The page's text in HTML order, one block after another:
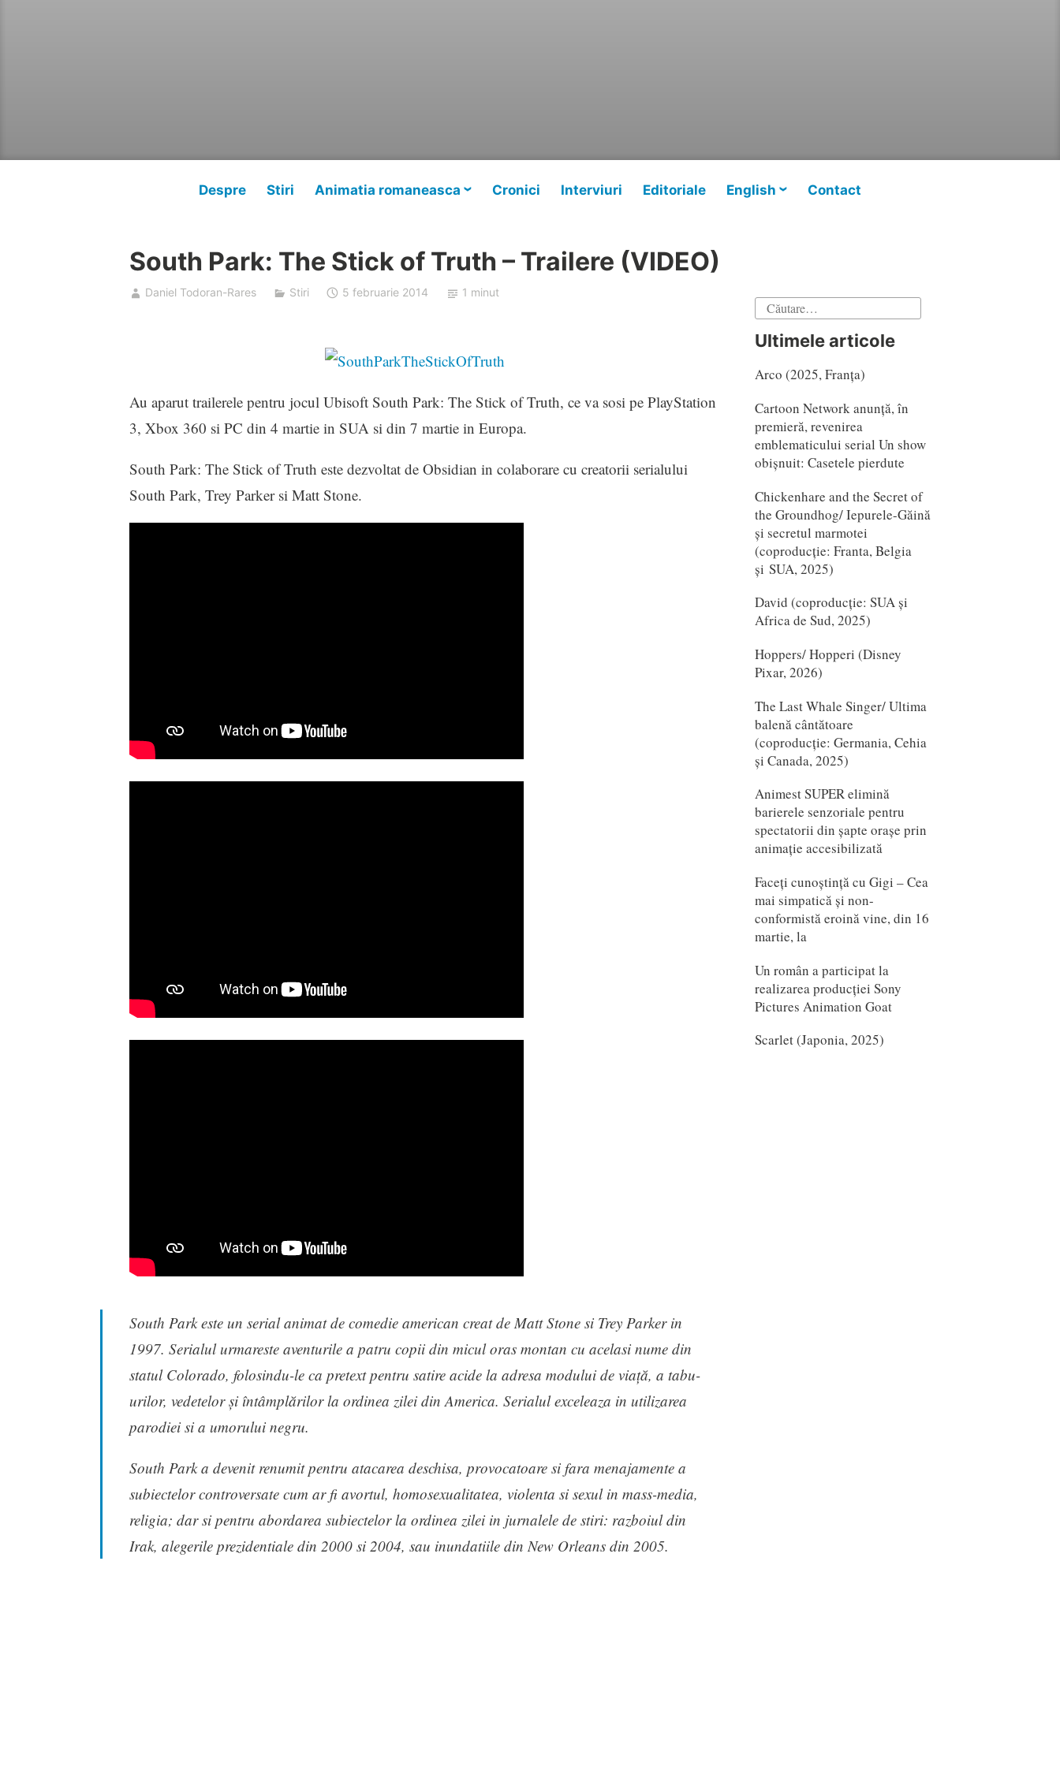
Despre Stiri Animatia romaneasca Cronici Interviuri Editoriale English Contact
South Park: The Stick of Truth – Trailere (VIDEO)
Daniel Todoran-Rares Stiri 5 februarie 2014 1 minut
Au aparut trailerele pentru jocul Ubisoft South Park: The Stick of Truth, ce va sosi pe PlayStation
3, Xbox 360 si PC din 4 martie in SUA si din 7 martie in Europa.
South Park: The Stick of Truth este dezvoltat de Obsidian in colaborare cu creatorii serialului
South Park, Trey Parker si Matt Stone.
South Park este un serial animat de comedie american creat de Matt Stone si Trey Parker in
1997. Serialul urmareste aventurile a patru copii din micul oras montan cu acelasi nume din
statul Colorado, folosindu-le ca pretext pentru satire acide la adresa modului de viață, a tabu-
urilor, vedetelor și întâmplărilor la ordinea zilei din America. Serialul exceleaza in utilizarea
parodiei si a umorului negru.
South Park a devenit renumit pentru atacarea deschisa, provocatoare si fara menajamente a
subiectelor controversate cum ar fi avortul, homosexualitatea, violenta si sexul in mass-media,
religia; dar si pentru abordarea subiectelor la ordinea zilei in jurnalele de stiri: razboiul din
Irak, alegerile prezidentiale din 2000 si 2004, sau inundatiile din New Orleans din 2005.
Caută
Ultimele articole
Arco (2025, Franța)
Cartoon Network anunță, în
premieră, revenirea
emblematicului serial Un show
obișnuit: Casetele pierdute
Chickenhare and the Secret of
the Groundhog/ Iepurele-Găină
și secretul marmotei
(coproducție: Franta, Belgia
și SUA, 2025)
David (coproducție: SUA și
Africa de Sud, 2025)
Hoppers/ Hopperi (Disney
Pixar, 2026)
The Last Whale Singer/ Ultima
balenă cântătoare
(coproducție: Germania, Cehia
și Canada, 2025)
Animest SUPER elimină
barierele senzoriale pentru
spectatorii din șapte orașe prin
animație accesibilizată
Faceți cunoștință cu Gigi – Cea
mai simpatică și non-
conformistă eroină vine, din 16
martie, la
Un român a participat la
realizarea producției Sony
Pictures Animation Goat
Scarlet (Japonia, 2025)